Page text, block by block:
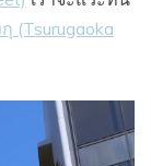
(Tsurugaoka